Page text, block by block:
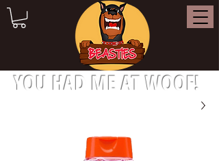
YOU HAD ME AT WOOF!